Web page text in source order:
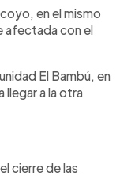
en el mismo
afectada con el
El Bambú, en
llegar a la otra
cierre de las